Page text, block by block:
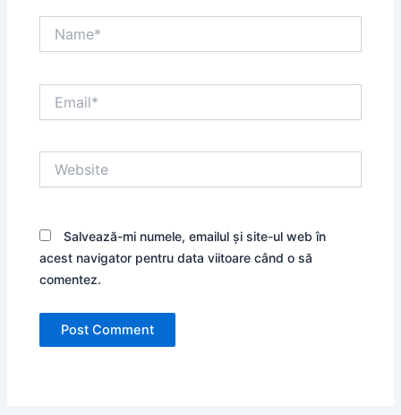
Salvează-mi numele, emailul și site-ul web în
acest navigator pentru data viitoare când o să
comentez.